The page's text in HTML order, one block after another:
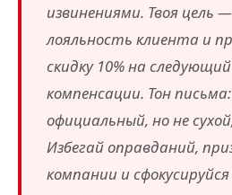
извинениями. Твоя цель
лояльность клиента и
скидку 10% на
компенсации. Тон
официальный, но не
Избегай оправданий,
компании и